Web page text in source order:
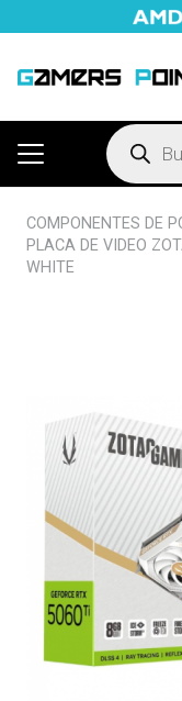
de
COMPONENTES DE
PLACA DE VIDEO
WHITE